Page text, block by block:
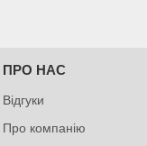
ПРО НАС
Відгуки
Про компанію